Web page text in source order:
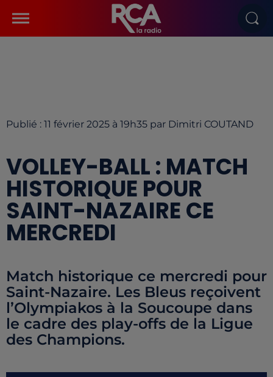
Publié : 11 février 2025 à 19h35 par Dimitri COUTAND
VOLLEY-BALL : MATCH
HISTORIQUE POUR
SAINT-NAZAIRE CE
MERCREDI
Match historique ce mercredi pour
Saint-Nazaire. Les Bleus reçoivent
l’Olympiakos à la Soucoupe dans
le cadre des play-offs de la Ligue
des Champions.